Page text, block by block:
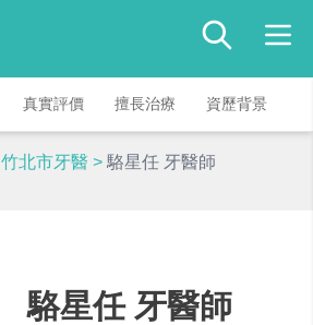
真實評價 擅長治療 資歷背景
竹北市牙醫 > 駱星任 牙醫師
駱星任 牙醫師